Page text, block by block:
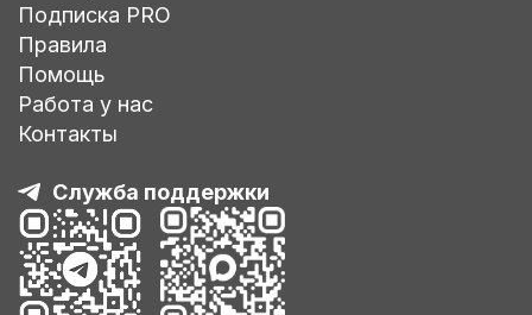
Подписка PRO
Правила
Помощь
Работа у нас
Контакты
Служба поддержки